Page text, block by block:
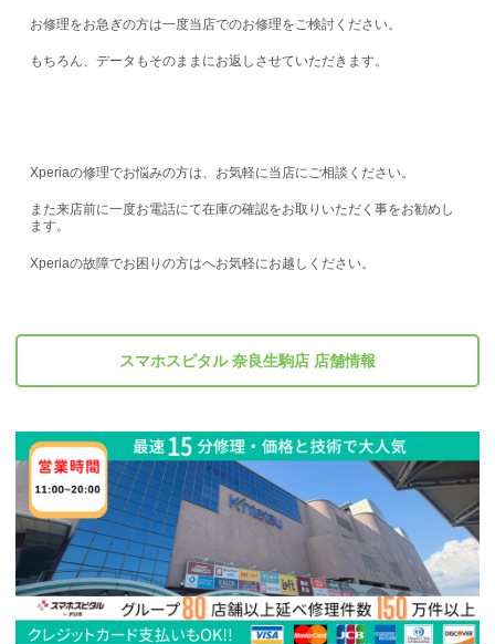
お修理をお急ぎの方は一度当店でのお修理をご検討ください。
もちろん、データもそのままにお返しさせていただきます。
Xperiaの修理でお悩みの方は、お気軽に当店にご相談ください。
また来店前に一度お電話にて在庫の確認をお取りいただく事をお勧めし
ます。
Xperiaの故障でお困りの方はへお気軽にお越しください。
スマホスピタル 奈良生駒店 店舗情報